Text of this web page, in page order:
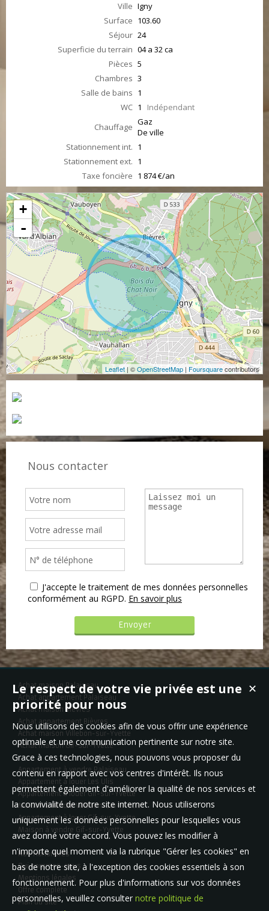
Ville Igny
Surface 103.60
Séjour 24
Superficie du terrain 04 a 32 ca
Pièces 5
Chambres 3
Salle de bains 1
WC 1 Indépendant
Chauffage Gaz
De ville
Stationnement int. 1
Stationnement ext. 1
Taxe foncière 1 874 €/an
+
-
Leaflet | ©OpenStreetMap | Foursquarecontributors
Nous contacter
J'accepte le traitement de mes données personnelles
conformément au RGPD. En savoir plus
Achat maison Palaiseau
Achat appartement Palaiseau
Achat maison Bièvres
Achat appartement Bièvres
Achat maison Villebon-sur-Yvette
Achat maison Gif-sur-Yvette
Appartement à vendre Palaiseau
Appartement à louer Les Ulis
Appartement à louer Gif-sur-Yvette
Maison à vendre Villebon-sur-Yvette
Appartement à louer Gif-sur-Yvette
Maison à vendre Gif-sur-Yvette
Nos Honoraires
Qui sommes-nous
Mentions légales
Offre complète
Plan du site
✕
Le respect de votre vie privée est une
priorité pour nous
Nous utilisons des cookies afin de vous offrir une expérience
optimale et une communication pertinente sur notre site.
Grace à ces technologies, nous pouvons vous proposer du
contenu en rapport avec vos centres d'intérêt. Ils nous
permettent également d'améliorer la qualité de nos services et
la convivialité de notre site internet. Nous utiliserons
uniquement les données personnelles pour lesquelles vous
avez donné votre accord. Vous pouvez les modifier à
n'importe quel moment via la rubrique "Gérer les cookies" en
bas de notre site, à l'exception des cookies essentiels à son
fonctionnement. Pour plus d'informations sur vos données
personnelles, veuillez consulter notre politique de